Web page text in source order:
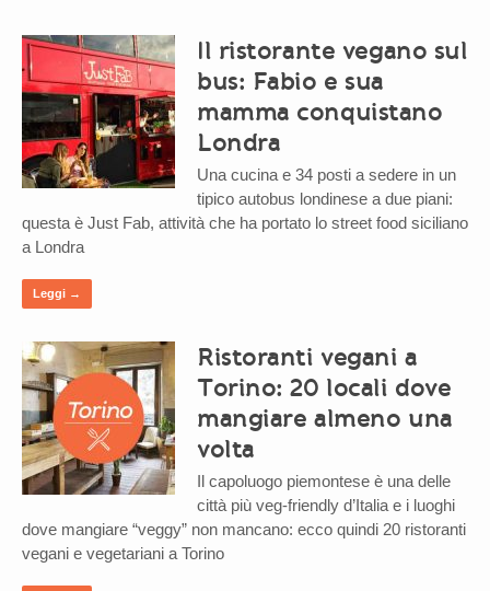
Il ristorante vegano sul
bus: Fabio e sua
mamma conquistano
Londra
Una cucina e 34 posti a sedere in un
tipico autobus londinese a due piani:
questa è Just Fab, attività che ha portato lo street food siciliano
a Londra
Leggi →
Ristoranti vegani a
Torino: 20 locali dove
mangiare almeno una
volta
Il capoluogo piemontese è una delle
città più veg-friendly d’Italia e i luoghi
dove mangiare “veggy” non mancano: ecco quindi 20 ristoranti
vegani e vegetariani a Torino